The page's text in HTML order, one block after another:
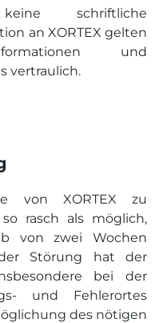
schriftliche
an XORTEX gelten
und
vertraulich.
von XORTEX zu
rasch als möglich,
von zwei Wochen
Störung hat der
bei der
und Fehlerortes
des nötigen